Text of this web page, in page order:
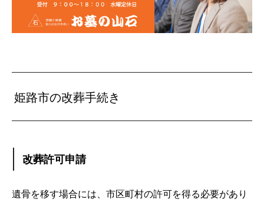
姫路市の改葬手続き
改葬許可申請
遺骨を移す場合には、市区町村の許可を得る必要があり